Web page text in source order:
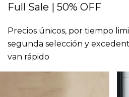
Full Sale | 50% OFF
Precios únicos, por tiempo
segunda selección y
van rápido